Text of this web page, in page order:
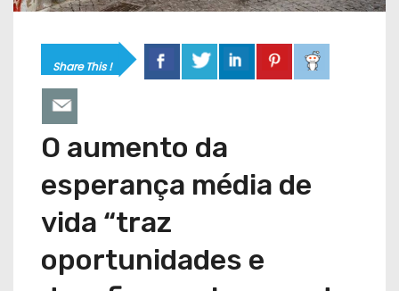
Share This !
O aumento da
esperança média de
vida “traz
oportunidades e